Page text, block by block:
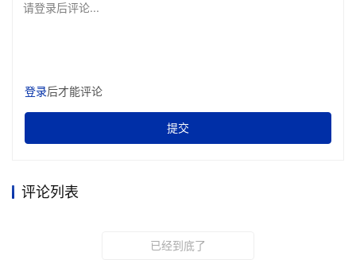
请登录后评论...
登录后才能评论
提交
评论列表
已经到底了